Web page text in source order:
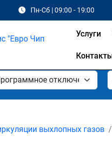
Пн-Сб | 09:00 - 19:00
Услуги
выхлопных газов